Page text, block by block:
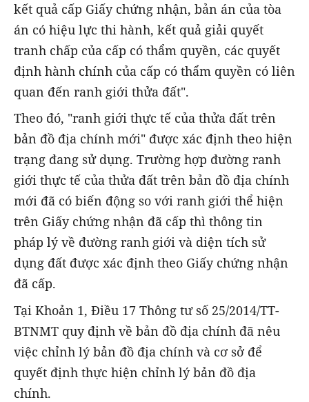
kết quả cấp Giấy chứng nhận, bản án của tòa
án có hiệu lực thi hành, kết quả giải quyết
tranh chấp của cấp có thẩm quyền, các quyết
định hành chính của cấp có thẩm quyền có liên
quan đến ranh giới thửa đất".
Theo đó, "ranh giới thực tế của thửa đất trên
bản đồ địa chính mới" được xác định theo hiện
trạng đang sử dụng. Trường hợp đường ranh
giới thực tế của thửa đất trên bản đồ địa chính
mới đã có biến động so với ranh giới thể hiện
trên Giấy chứng nhận đã cấp thì thông tin
pháp lý về đường ranh giới và diện tích sử
dụng đất được xác định theo Giấy chứng nhận
đã cấp.
Tại Khoản 1, Điều 17 Thông tư số 25/2014/TT-
BTNMT quy định về bản đồ địa chính đã nêu
việc chỉnh lý bản đồ địa chính và cơ sở để
quyết định thực hiện chỉnh lý bản đồ địa
chính.